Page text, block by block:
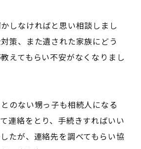
しなければと思い相談しまし
策、また遺された家族にどう
えてもらい不安がなくなりまし
のない甥っ子も相続人になる
連絡をとり、手続きすればいい
たが、連絡先を調べてもらい協